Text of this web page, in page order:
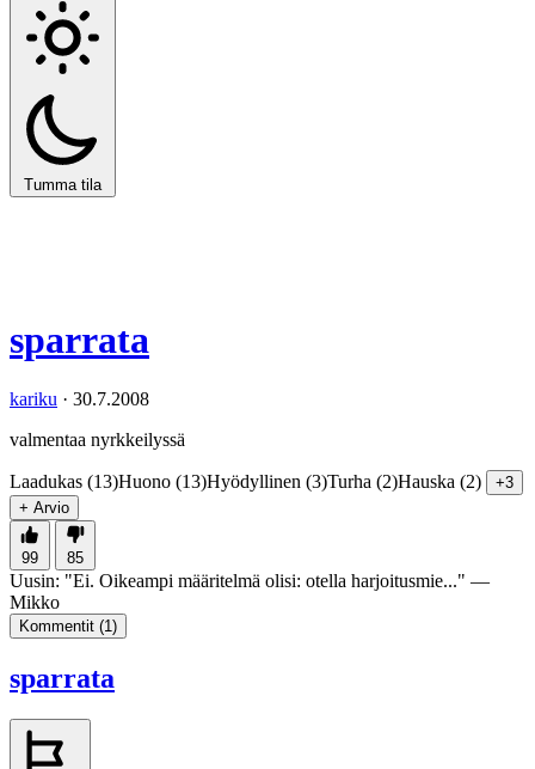
Tumma tila
sparrata
kariku · 30.7.2008
valmentaa nyrkkeilyssä
Laadukas (13)Huono (13)Hyödyllinen (3)Turha (2)Hauska (2)
+3
+ Arvio
99 85
Uusin: "Ei. Oikeampi määritelmä olisi: otella harjoitusmie..." —
Mikko
Kommentit (1 )
sparrata